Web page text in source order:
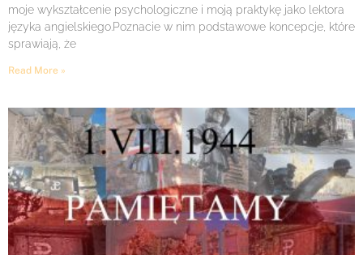
moje wykształcenie psychologiczne i moją praktykę jako lektora
języka angielskiego.Poznacie w nim podstawowe koncepcje, które
sprawiają, że
Read More »